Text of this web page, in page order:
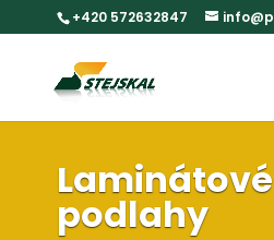
+420 572632847
Laminátové
podlahy